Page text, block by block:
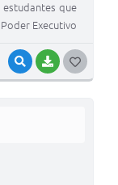
VISUALIZAR
BAIXAR
que
Executivo
INCLUSÃO